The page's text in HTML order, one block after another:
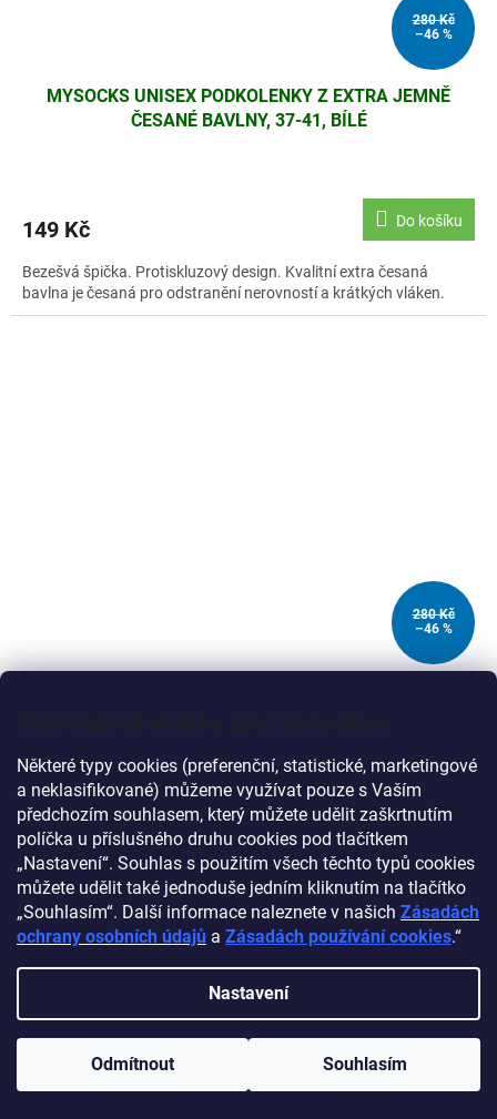
Tato webová stránka používá cookies
Některé typy cookies (preferenční, statistické, marketingové
a neklasifikované) můžeme využívat pouze s Vaším
předchozím souhlasem, který můžete udělit zaškrtnutím
políčka u příslušného druhu cookies pod tlačítkem
„Nastavení“. Souhlas s použitím všech těchto typů cookies
můžete udělit také jednoduše jedním kliknutím na tlačítko
„Souhlasím“. Další informace naleznete v našich Zásadách
ochrany osobních údajů a Zásadách používání cookies.“
Nastavení
Odmítnout Souhlasím
280 Kč
–46 %
MYSOCKS UNISEX PODKOLENKY Z EXTRA JEMNĚ
ČESANÉ BAVLNY, 37-41, BÍLÉ
149 Kč Do košíku
Bezešvá špička. Protiskluzový design. Kvalitní extra česaná
bavlna je česaná pro odstranění nerovností a krátkých vláken.
280 Kč
–46 %
ČESANÉ BAVLNY, 37-41, ČERVENOBÍLÉ
149 Kč Do košíku
Bezešvá špička. Protiskluzový design. Kvalitní extra česaná
bavlna je česaná pro odstranění nerovností a krátkých vláken.